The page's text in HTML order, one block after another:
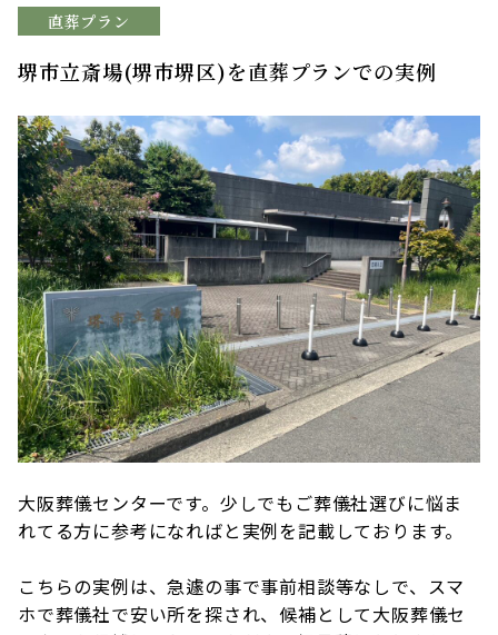
直葬プラン
堺市立斎場(堺市堺区)を直葬プランでの実例
大阪葬儀センターです。少しでもご葬儀社選びに悩ま
れてる方に参考になればと実例を記載しております。
こちらの実例は、急遽の事で事前相談等なしで、スマ
ホで葬儀社で安い所を探され、候補として大阪葬儀セ